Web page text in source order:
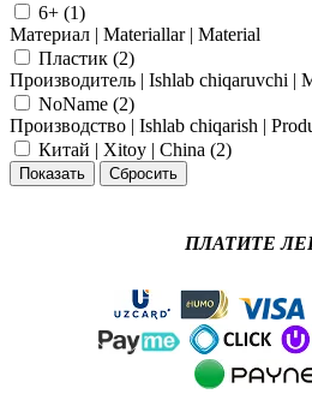
6+ (1)
Материал | Materiallar | Material
Пластик (2)
Производитель | Ishlab chiqaruvchi |
NoName (2)
Производство | Ishlab chiqarish |
Китай | Xitoy | China (2)
ПЛАТИТЕ